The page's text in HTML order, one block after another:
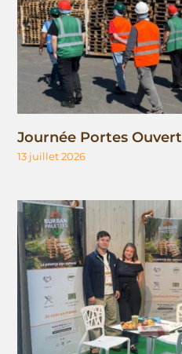
Journée Portes
13 juillet 2026